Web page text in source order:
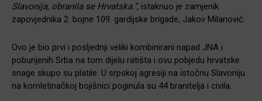
Slavonija, obranila se Hrvatska.”, istaknuo je zamjenik
zapovjednika 2. bojne 109. gardijske brigade, Jakov Milanović.
Ovo je bio prvi i posljednji veliki kombinirani napad JNA i
pobunjenih Srba na tom dijelu ratišta i ovu pobjedu hrvatske
snage skupo su platile. U srpskoj agresiji na istočnu Slavoniju
na komletinačkoj bojišnici poginula su 44 branitelja i civila.